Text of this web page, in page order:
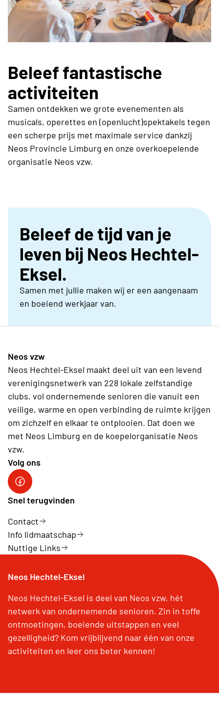
Beleef fantastische
activiteiten
Samen ontdekken we grote evenementen als
musicals, operettes en (openlucht)spektakels tegen
een scherpe prijs met maximale service dankzij
Neos Provincie Limburg en onze overkoepelende
organisatie Neos vzw.
Beleef de tijd van je
leven bij Neos Hechtel-
Eksel.
Samen met jullie maken wij er een aangenaam
en boeiend werkjaar van.
Neos vzw
Neos Hechtel-Eksel maakt deel uit van een levend
verenigingsnetwerk van 228 lokale zelfstandige
clubs, vol ondernemende senioren die vanuit een
veilige, warme en open verbinding de ruimte krijgen
om zichzelf en elkaar te ontplooien. Dat doen we
met Neos Limburg en de koepelorganisatie Neos
vzw.
Volg ons
Snel terugvinden
Contact
Info lidmaatschap
Nuttige Links
Neos Hechtel-Eksel
Neos Hechtel-Eksel is deel van Neos vzw, hét
netwerk van ondernemende senioren. Zin in toffe
ontmoetingen, boeiende uitstappen en veel
gezelligheid? Kom vrijblijvend naar één van onze
activiteiten en leer ons beter kennen!